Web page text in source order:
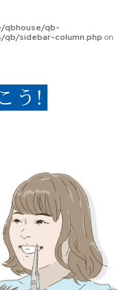
qbhouse/qb-
sidebar-column.php on